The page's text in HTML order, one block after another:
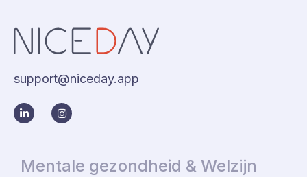
support@niceday.app
Mentale gezondheid & Welzijn